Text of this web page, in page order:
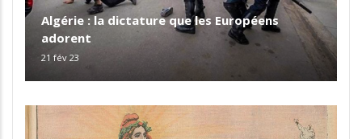
Algérie : la dictature que les Européens
adorent
21 fév 23